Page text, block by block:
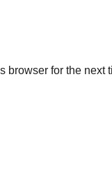
browser for the next